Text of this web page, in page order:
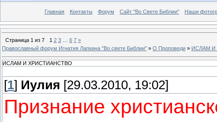
Главная Контакты Форум Сайт "Во Свете Библии" Наши
Страница 1 из 7 1 2 3 6 7 »
Православный форум Игнатия Лапкина "Во свете Библии" » О Проповеди » ИСЛАМ И
ИСЛАМ И ХРИСТИАНСТВО
[1] Иулия [29.03.2010, 19:02]
Признание